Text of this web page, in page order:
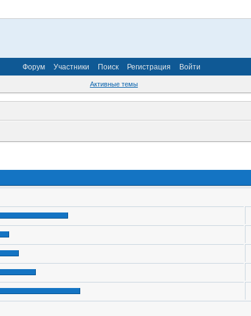
Форум Участники Поиск Регистрация Войти
Активные темы